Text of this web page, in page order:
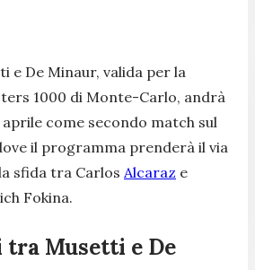
e De Minaur, valida per la
1000 di Monte-Carlo, andrà
aprile come secondo match sul
il programma prenderà il via
sfida tra Carlos Alcaraz e
Fokina.
Musetti e De